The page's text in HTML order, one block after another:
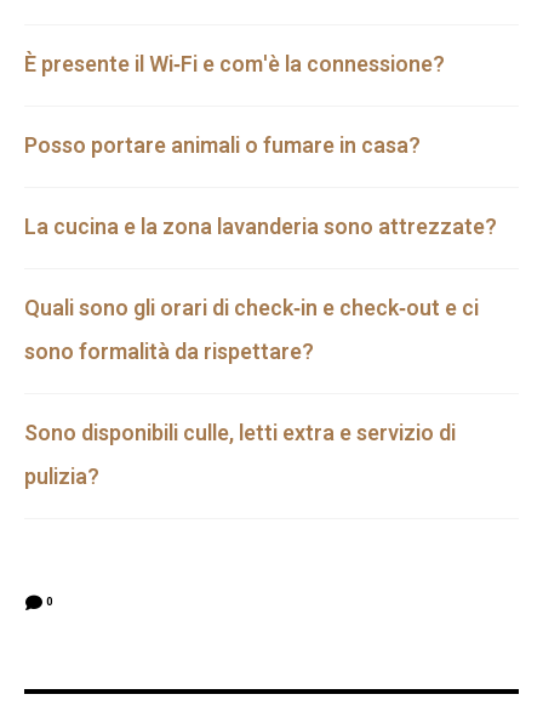
È presente il Wi‑Fi e com'è la connessione?
Posso portare animali o fumare in casa?
La cucina e la zona lavanderia sono attrezzate?
Quali sono gli orari di check‑in e check‑out e ci
sono formalità da rispettare?
Sono disponibili culle, letti extra e servizio di
pulizia?
0